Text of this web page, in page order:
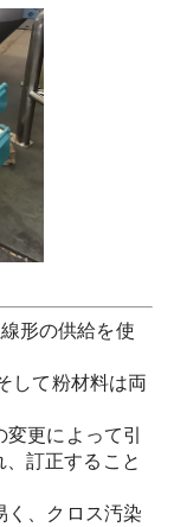
形の供給を使
して粉材料は両
更によって引
訂正すること
く、クロス汚染